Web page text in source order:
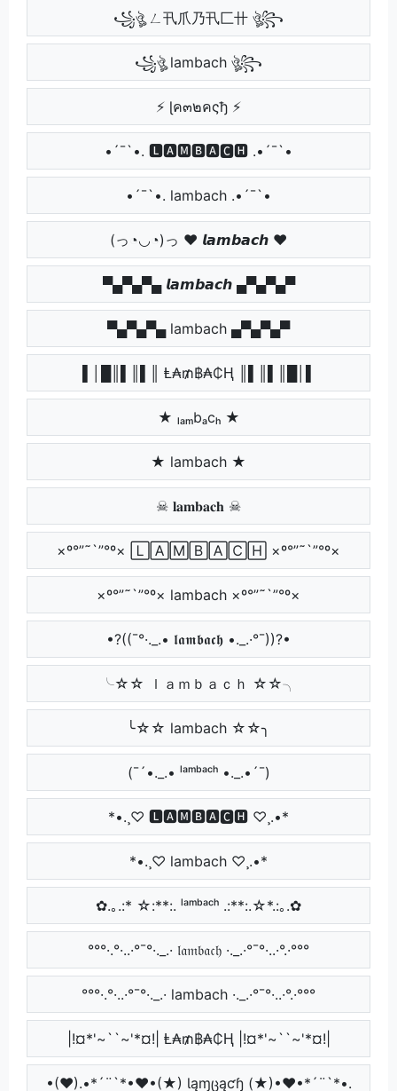
꧁ঔৣ ㄥ卂爪乃卂匚卄 ঔৣ꧂
꧁ঔৣ lambach ঔৣ꧂
⚡ ɭค๓๒คςђ ⚡
•´¯`•. 🅻🅰🅼🅱🅰🅲🅷 .•´¯`•
•´¯`•. lambach .•´¯`•
(っ◔◡◔)っ ♥ 𝙡𝙖𝙢𝙗𝙖𝙘𝙝 ♥
▀▄▀▄▀▄ 𝙡𝙖𝙢𝙗𝙖𝙘𝙝 ▄▀▄▀▄▀
▀▄▀▄▀▄ lambach ▄▀▄▀▄▀
▌│█║▌║▌║ Ⱡ₳₥฿₳₵Ⱨ ║▌║▌║█│▌
★ ₗₐₘbₐcₕ ★
★ lambach ★
☠ 𝐥𝐚𝐦𝐛𝐚𝐜𝐡 ☠
×º°”˜`”°º× 🄻🄰🄼🄱🄰🄲🄷 ×º°”˜`”°º×
×º°”˜`”°º× lambach ×º°”˜`”°º×
•?((¯°·._.• 𝖑𝖆𝖒𝖇𝖆𝖈𝖍 •._.·°¯))?•
╰☆☆ ｌａｍｂａｃｈ ☆☆╮
╰☆☆ lambach ☆☆╮
(¯´•._.• ˡᵃᵐᵇᵃᶜʰ •._.•´¯)
*•.¸♡ 🅻🅰🅼🅱🅰🅲🅷 ♡¸.•*
*•.¸♡ lambach ♡¸.•*
✿.｡.:* ☆:**:. ˡᵃᵐᵇᵃᶜʰ .:**:.☆*.:｡.✿
°°°·.°·..·°¯°·._.· 𝔩𝔞𝔪𝔟𝔞𝔠𝔥 ·._.·°¯°·..·°.·°°°
°°°·.°·..·°¯°·._.· lambach ·._.·°¯°·..·°.·°°°
|!¤*'~``~'*¤!| Ⱡ₳₥฿₳₵Ⱨ |!¤*'~``~'*¤!|
•(♥).•*´¨`*•♥•(★) Ɩąɱცąƈɧ (★)•♥•*´¨`*•.